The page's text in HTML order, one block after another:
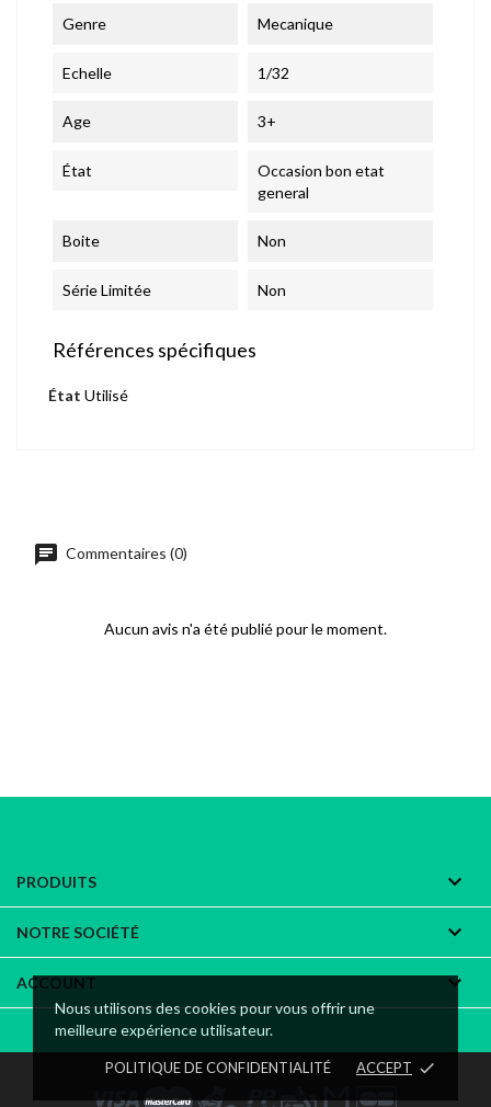
Nous utilisons des cookies pour vous offrir une
meilleure expérience utilisateur.
POLITIQUE DE CONFIDENTIALITÉ ACCEPT done
Genre Mecanique
Echelle 1/32
Age 3+
État
Occasion bon etat
general
Boite Non
Série Limitée Non
Références spécifiques
État Utilisé
chat Commentaires (0)
Aucun avis n'a été publié pour le moment.
PRODUITS 
NOTRE SOCIÉTÉ 
ACCOUNT 